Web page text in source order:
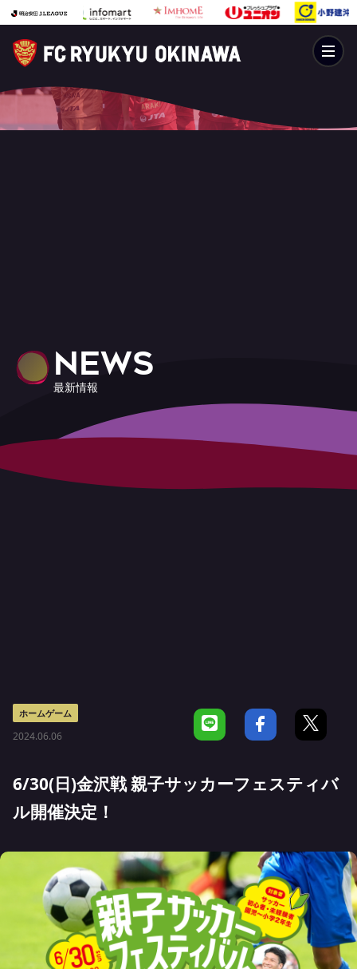
NEWS
最新情報
ホームゲーム
2024.06.06
6/30(日)金沢戦 親子サッカーフェスティバ
ル開催決定！